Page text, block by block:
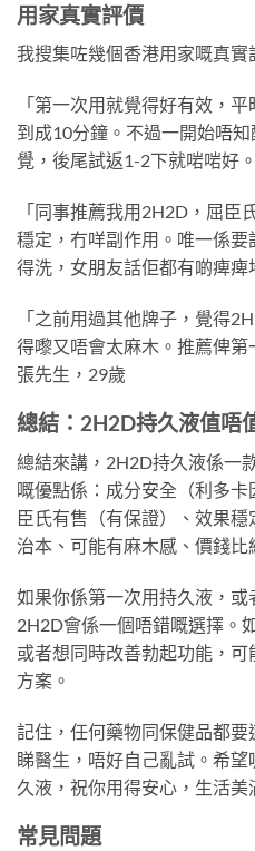
用家真實評價
我搜集咗幾個香港用家嘅真實
「第一次用就覺得好有效，
到成10分鐘。不過一開始唔
覺，後尾試返1-2下就啱啱好
「同事推薦我用2H2D，屈臣
穩定，冇咩副作用。唯一係
得洗，女朋友話佢都有啲痺
「之前用過其他牌子，覺得
得嚟又唔會太麻木。推薦俾
張先生，29歲
總結：2H2D持久液值唔
總結來講，2H2D持久液係一
嘅優點係：成分安全（利多
臣氏有售（有保證）、效果
治本、可能有麻木感、價錢比
如果你係第一次用持久液，或
2H2D會係一個唔錯嘅選擇。
或者想同時改善勃起功能，
方案。
記住，任何藥物同保健品都
睇醫生，唔好自己亂試。希
久液，祝你用得安心，生活美
常見問題